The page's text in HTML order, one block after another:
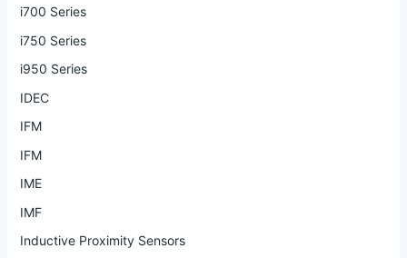
i700 Series
i750 Series
i950 Series
IDEC
IFM
IFM
IME
IMF
Inductive Proximity Sensors